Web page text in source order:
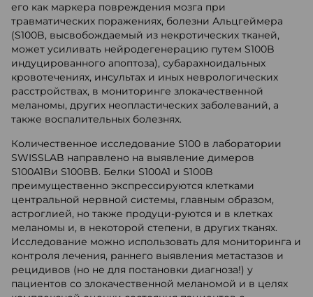
его как маркера повреждения мозга при
травматических поражениях, болезни Альцгеймера
(S100B, высвобождаемый из некротических тканей,
может усиливать нейродегенерацию путем S100B
индуцированного апоптоза), субарахноидальных
кровотечениях, инсультах и иных неврологических
расстройствах, в мониторинге злокачественной
меланомы, других неопластических заболеваний, а
также воспалительных болезнях.
Количественное исследование S100 в лаборатории
SWISSLAB направлено на выявление димеров
S100A1Bи S100BB. Белки S100A1 и S100B
преимущественно экспрессируются клетками
центральной нервной системы, главным образом,
астроглией, но также продуци-руются и в клетках
меланомы и, в некоторой степени, в других тканях.
Исследование можно использовать для мониторинга и
контроля лечения, раннего выявления метастазов и
рецидивов (но не для постановки диагноза!) у
пациентов со злокачественной меланомой и в целях